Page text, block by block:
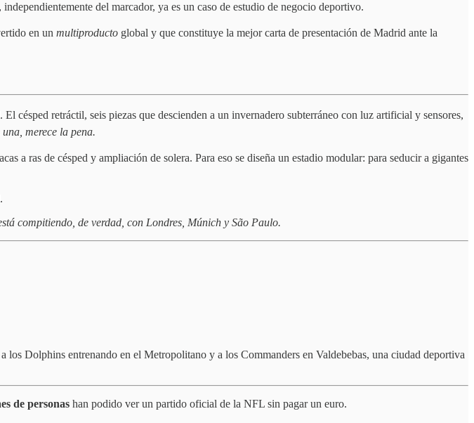
del marcador, ya es un caso de estudio de negocio deportivo.
en un multiproducto global y que constituye la mejor carta de presentación de Madrid ante la
césped retráctil, seis piezas que descienden a un invernadero subterráneo con luz artificial y sensores,
merece la pena.
a ras de césped y ampliación de solera. Para eso se diseña un estadio modular: para seducir a gigantes
compitiendo, de verdad, con Londres, Múnich y São Paulo.
Dolphins entrenando en el Metropolitano y a los Commanders en Valdebebas, una ciudad deportiva
de personas han podido ver un partido oficial de la NFL sin pagar un euro.